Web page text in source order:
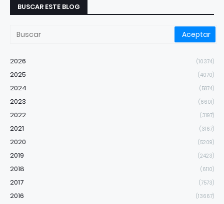
BUSCAR ESTE BLOG
2026 (10374)
2025 (4070)
2024 (5874)
2023 (6601)
2022 (3197)
2021 (3167)
2020 (5209)
2019 (2423)
2018 (6110)
2017 (7573)
2016 (13667)